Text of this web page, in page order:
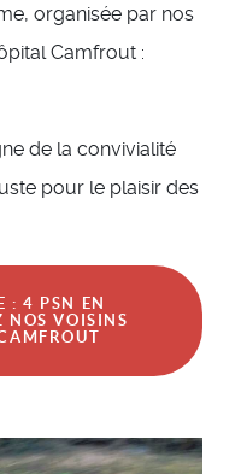
organisée par nos
Camfrout :
de la convivialité
pour le plaisir des
: 4 PSN EN
NOS VOISINS